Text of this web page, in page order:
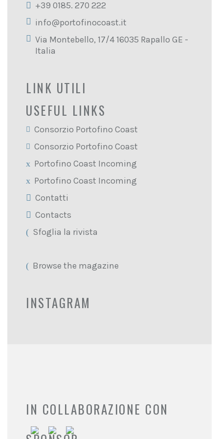
+39 0185. 270 222
info@portofinocoast.it
Via Montebello, 17/4 16035 Rapallo GE -
Italia
LINK UTILI
USEFUL LINKS
Consorzio Portofino Coast
Consorzio Portofino Coast
Portofino Coast Incoming
Portofino Coast Incoming
Contatti
Contacts
Sfoglia la rivista
Browse the magazine
INSTAGRAM
IN COLLABORAZIONE CON